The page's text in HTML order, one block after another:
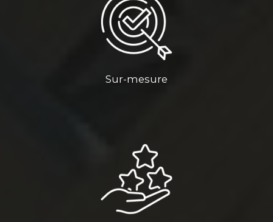
Sur-mesure